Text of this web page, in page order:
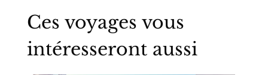
Ces voyages vous
intéresseront aussi